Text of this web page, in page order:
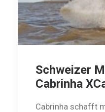
Schweizer
Cabrinha
Cabrinha schafft